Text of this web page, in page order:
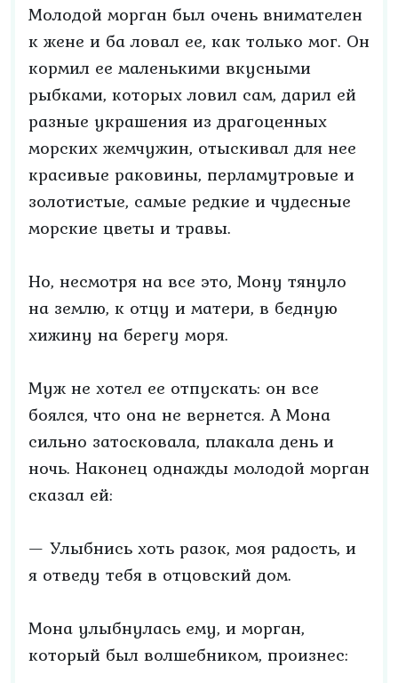
Молодой морган был очень внимателен
к жене и ба ловал ее, как только мог. Он
кормил ее маленькими вкусными
рыбками, которых ловил сам, дарил ей
разные украшения из драгоценных
морских жемчужин, отыскивал для нее
красивые раковины, перламутровые и
золотистые, самые редкие и чудесные
морские цветы и травы.
Но, несмотря на все это, Мону тянуло
на землю, к отцу и матери, в бедную
хижину на берегу моря.
Муж не хотел ее отпускать: он все
боялся, что она не вернется. А Мона
сильно затосковала, плакала день и
ночь. Наконец однажды молодой морган
сказал ей:
— Улыбнись хоть разок, моя радость, и
я отведу тебя в отцовский дом.
Мона улыбнулась ему, и морган,
который был волшебником, произнес: